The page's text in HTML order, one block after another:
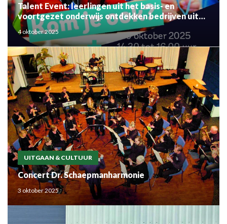
Talent Event: leerlingen uit het basis- en
voortgezet onderwijs ontdekken bedrijven uit
de regio
4 oktober 2025
UITGAAN & CULTUUR
Concert Dr. Schaepmanharmonie
3 oktober 2025